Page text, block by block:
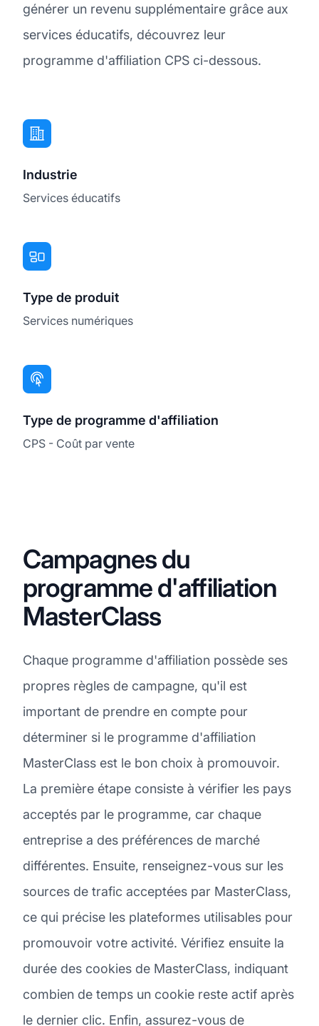
générer un revenu supplémentaire grâce aux
services éducatifs, découvrez leur
programme d'affiliation CPS ci-dessous.
Industrie
Services éducatifs
Type de produit
Services numériques
Type de programme d'affiliation
CPS - Coût par vente
Campagnes du
programme d'affiliation
MasterClass
Chaque programme d'affiliation possède ses
propres règles de campagne, qu'il est
important de prendre en compte pour
déterminer si le programme d'affiliation
MasterClass est le bon choix à promouvoir.
La première étape consiste à vérifier les pays
acceptés par le programme, car chaque
entreprise a des préférences de marché
différentes. Ensuite, renseignez-vous sur les
sources de trafic acceptées par MasterClass,
ce qui précise les plateformes utilisables pour
promouvoir votre activité. Vérifiez ensuite la
durée des cookies de MasterClass, indiquant
combien de temps un cookie reste actif après
le dernier clic. Enfin, assurez-vous de